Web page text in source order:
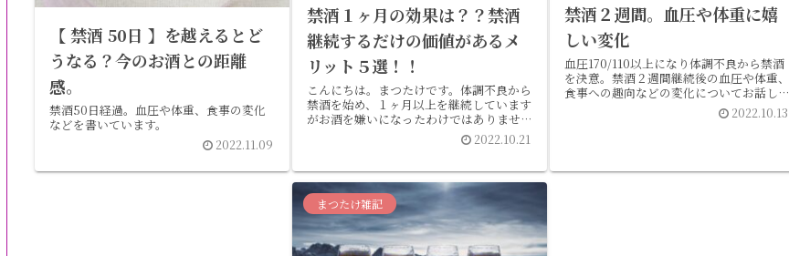
【 禁酒 50日 】を越えるとど
うなる？今のお酒との距離
感。
禁酒50日経過。血圧や体重、食事の変化
などを書いています。
2022.11.09
禁酒１ヶ月の効果は？？禁酒
継続するだけの価値があるメ
リット５選！！
こんにちは。まつたけです。体調不良から
禁酒を始め、１ヶ月以上を継続しています
がお酒を嫌いになったわけではありませ
ん。心配の種の血圧も薬無しでだいぶ落
ち着いてきました。禁酒１ヶ月成功された
褒美に１杯くら...
2022.10.21
禁酒２週間。血圧や体重に嬉
しい変化
血圧170/110以上になり体調不良から禁酒
を決意。禁酒２週間継続後の血圧や体重、
食事への趣向などの変化についてお話しし
2022.10.13
まつたけ雑記